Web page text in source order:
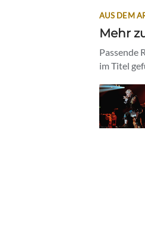
AUS DEM
Mehr
Passende
im Titel